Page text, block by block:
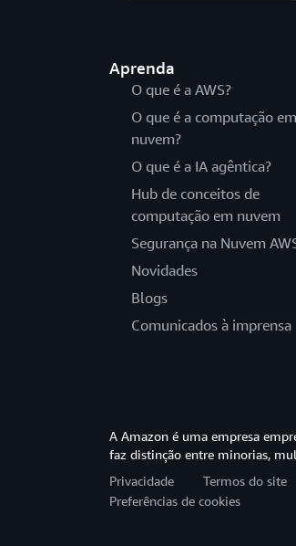
Aprenda
O que é a AWS?
O que é a computação em
nuvem?
O que é a IA agêntica?
Hub de conceitos de
computação em nuvem
Segurança na Nuvem
Novidades
Blogs
Comunicados à imprensa
A Amazon é uma empresa
faz distinção entre minorias,
Privacidade
Termos do site
Preferências de cookies